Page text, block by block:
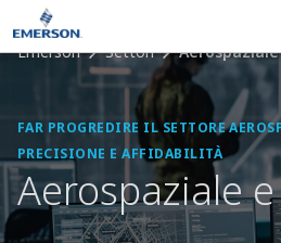
Emerson Settori
FAR PROGREDIRE IL SETTORE
PRECISIONE E AFFIDABILITÀ
Aerospaziale